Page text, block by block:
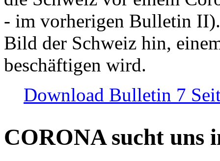
- im vorherigen Bulletin
Bild der Schweiz hin,
beschäftigen wird.
Download Bulletin 7
CORONA sucht uns